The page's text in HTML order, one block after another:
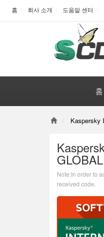
홈 회사 소개 도움말 센터
홈
Kaspersky
GLOBAL
Note:In order to
received code.